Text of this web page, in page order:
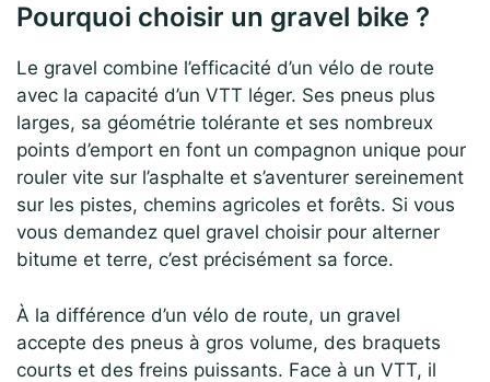
Pourquoi choisir un gravel bike ?
Le gravel combine l’efficacité d’un vélo de route
avec la capacité d’un VTT léger. Ses pneus plus
larges, sa géométrie tolérante et ses nombreux
points d’emport en font un compagnon unique pour
rouler vite sur l’asphalte et s’aventurer sereinement
sur les pistes, chemins agricoles et forêts. Si vous
vous demandez quel gravel choisir pour alterner
bitume et terre, c’est précisément sa force.
À la différence d’un vélo de route, un gravel
accepte des pneus à gros volume, des braquets
courts et des freins puissants. Face à un VTT, il